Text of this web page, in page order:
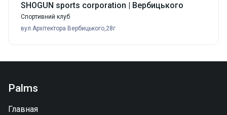
SHOGUN sports corporation | Вербицького
Спортивний клуб
вул.Архітектора Вербицького,28г
Palms
Главная